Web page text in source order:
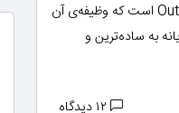
نرم افزار Outotec HSC Chemistry یکی از محصولات شرکت Outotec است که وظیفه‌ی آن
به ساده‌ترین و